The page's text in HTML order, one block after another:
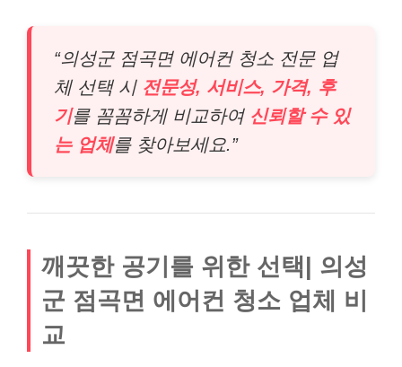
“의성군 점곡면 에어컨 청소 전문 업
체 선택 시 전문성, 서비스, 가격, 후
기를 꼼꼼하게 비교하여 신뢰할 수 있
는 업체를 찾아보세요.”
깨끗한 공기를 위한 선택| 의성
군 점곡면 에어컨 청소 업체 비
교